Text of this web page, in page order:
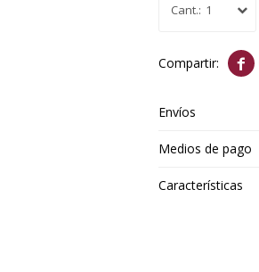
1

Envíos
Medios de pago
Características